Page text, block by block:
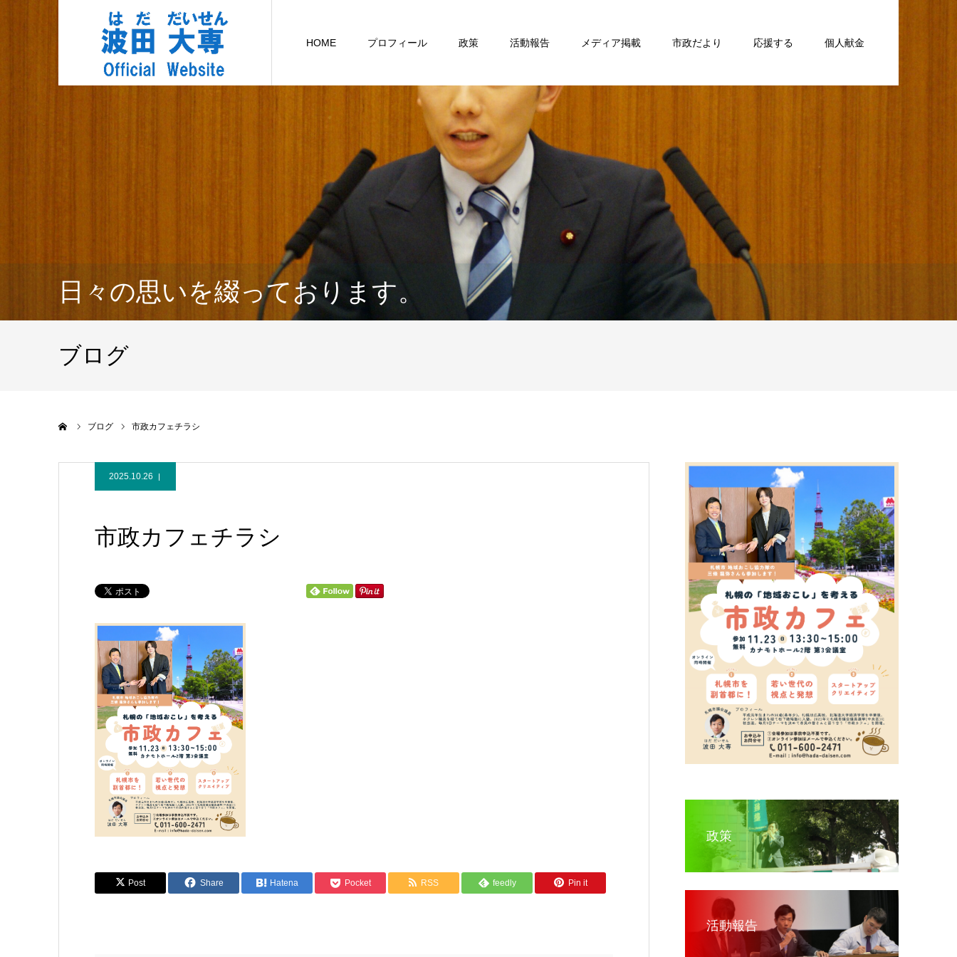
HOME プロフィール 政策 活動報告 メディア掲載 市政だより 応援する 個人献金
日々の思いを綴っております。
ブログ
ブログ 市政カフェチラシ
2025.10.26
市政カフェチラシ
Post Share Hatena Pocket RSS feedly Pin it
政策
活動報告